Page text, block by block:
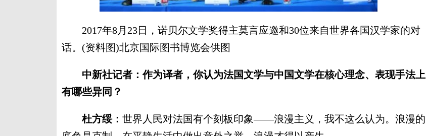
2017年8月23日，诺贝尔文学奖得主莫言应邀和30位来自世界各国汉学家的对
话。(资料图)北京国际图书博览会供图
中新社记者：作为译者，你认为法国文学与中国文学在核心理念、表现手法上
有哪些异同？
杜方绥： 世界人民对法国有个刻板印象——浪漫主义，我不这么认为。浪漫的